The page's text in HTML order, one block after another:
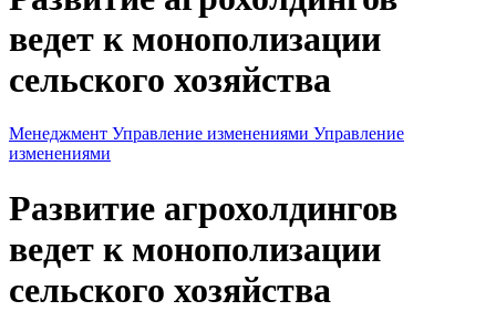
ведет к монополизации
сельского хозяйства
Менеджмент Управление изменениями Управление
изменениями
Развитие агрохолдингов
ведет к монополизации
сельского хозяйства